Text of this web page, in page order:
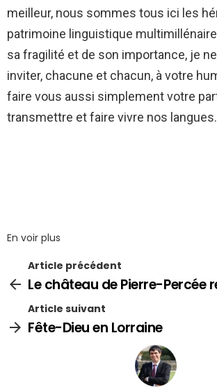
meilleur, nous sommes tous ici les
patrimoine linguistique
sa fragilité et de son importance, je
inviter, chacune et chacun, à votre
faire vous aussi simplement votre
transmettre et faire vivre nos langues.
En voir plus
Article précédent
Le château de Pierre-Percée
Article suivant
Fête-Dieu en Lorraine